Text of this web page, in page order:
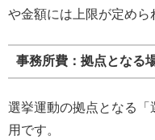
や金額には上限が定めら
事務所費：拠点となる
選挙運動の拠点となる
用です。